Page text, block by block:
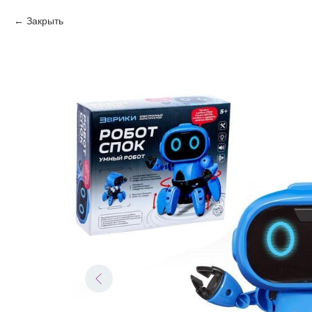
Закрыть